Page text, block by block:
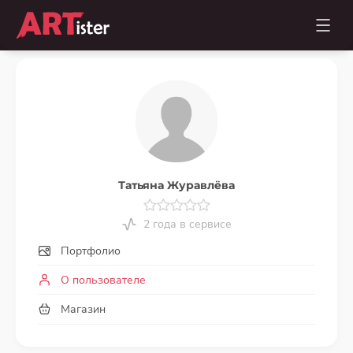
Татьяна Журавлёва
2 года в сервисе
Портфолио
О пользователе
Магазин